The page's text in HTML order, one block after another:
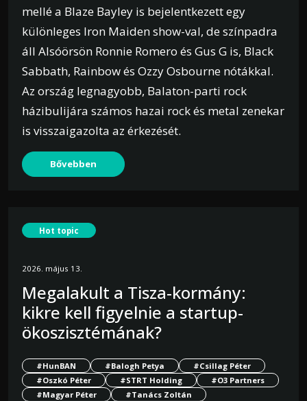
mellé a Blaze Bayley is bejelentkezett egy
különleges Iron Maiden show-val, de színpadra
áll Alsóörsön Ronnie Romero és Gus G is, Black
Sabbath, Rainbow és Ozzy Osbourne nótákkal.
Az ország legnagyobb, Balaton-parti rock
házibulijára számos hazai rock és metal zenekar
is visszaigazolta az érkezését.
Bővebben
Hot topic
2026. május 13.
Megalakult a Tisza-kormány:
kikre kell figyelnie a startup-
ökoszisztémának?
#HunBAN #Balogh Petya
#Csillag Péter
#Oszkó Péter
#STRT Holding
#O3 Partners
#Magyar Péter
#Tanács Zoltán